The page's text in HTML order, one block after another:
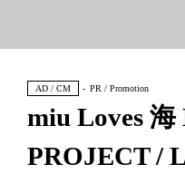
AD / CM PR / Promotion
miu Loves 海
PROJECT /